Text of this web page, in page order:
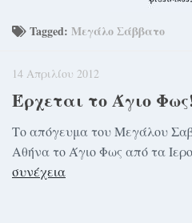
Ρίζα & Διάρκεια
Διαφήμιση
Γίνετε συνδρομητής
Μόνο για συνδρομητές
Log in
Tagged: Μεγάλο Σάββατο
14 Απριλίου 2012
Έρχεται το Άγιο
Το απόγευμα του Μεγάλου
Αθήνα το Άγιο Φως από τα
συνέχεια